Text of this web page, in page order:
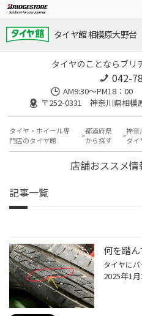
タイヤ館 相模原大野台
タイヤのことならブリ
042-
AM9:30～PM18：00
〒252-0331 神奈川県相模
タイヤ・ホイール専
門店のタイヤ館
都道府県
から探す
神奈
タイ
店舗おススメ
記事一覧
何を踏
2025年1